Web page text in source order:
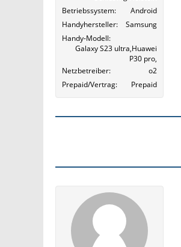
Betriebssystem
Android
Handyhersteller
Samsung
Handy-Modell
Galaxy S23 ultra,Huawei
P30 pro,
Netzbetreiber
o2
Prepaid/Vertrag
Prepaid